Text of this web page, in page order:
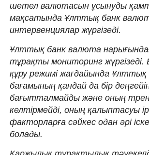
шетел валютасын ұсынуды
мақсатында Ұлттық банк
интервенциялар жүргізеді.
Ұлттық банк валюта
тұрақты мониторинг жүргізеді.
құру режимі жағдайында Ұлттық
бағамының қандай да бір
бағытталмайды және оның
келтірмейді, оның қалыптасуы
факторларға сәйкес одан әрі
болады.